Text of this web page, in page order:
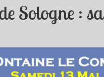
Sologne :